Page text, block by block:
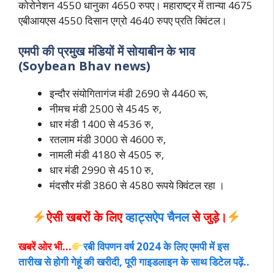
कोरोनेशन 4550 धानुका 4650 रुपए। महाराष्ट्र में तान्या 4675
एबीआयएस 4550 दिसान एग्रो 4640 रुपए प्रति क्विंटल।
एमपी की प्रमुख मंडियोंमें सोयाबीन के भाव
(Soybean Bhav news)
इन्दौर संयोगितागंज मंडी 2690 से 4460 रू,
नीमच मंडी 2500 से 4545 रु,
धार मंडी 1400 से 4536 रु,
रतलाम मंडी 3000 से 4600 रु,
नामली मंडी 4180 से 4505 रु,
धार मंडी 2990 से 4510 रु,
मंदसौर मंडी 3860 से 4580 रूपये क्विंटल रहा ।
ऐसी खबरों के लिएव्हाट्सऐप चैनलसे जुड़े।
खबरें ओर भी…
रबी विपणन वर्ष 2024 के लिए एमपी में इस
तारीख से होगी गेहूं की खरीदी, पूरी गाइडलाइन के साथ डिटेल पढ़ें..